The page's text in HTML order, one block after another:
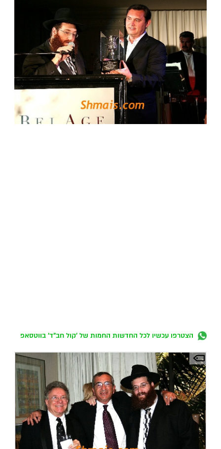
הצטרפו עכשיו לכל החדשות החמות של 'קול חב"ד' בווטסאפ